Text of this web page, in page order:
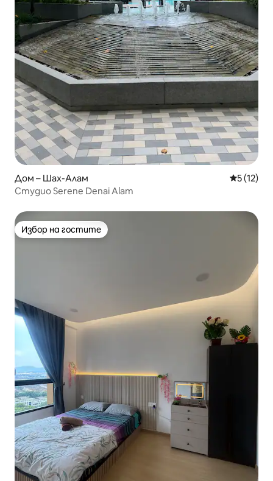
Дом – Шах-Алам Средна
5 (12)
Студио Serene Denai Alam
Избор на гостите
Избор на гостите